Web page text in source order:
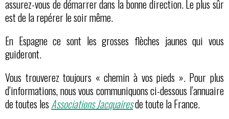
assurez-vous de démarrer dans la bonne direction. Le plus sûr
est de la repérer le soir même.
En Espagne ce sont les grosses flèches jaunes qui vous
guideront.
Vous trouverez toujours « chemin à vos pieds ». Pour plus
d’informations, nous vous communiquons ci-dessous l’annuaire
de toutes lesAssociations Jacquairesde toute la France.